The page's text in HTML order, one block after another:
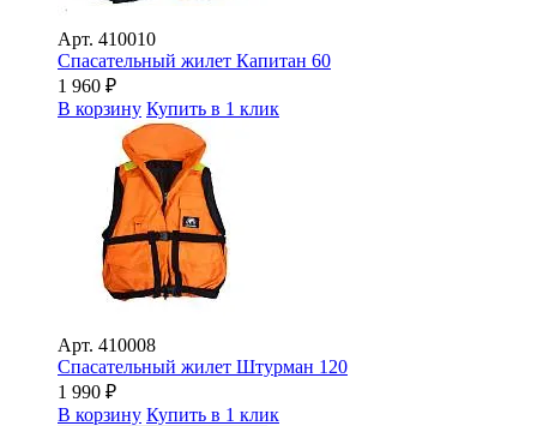
Арт. 410010
Спасательный жилет Капитан 60
1 960 ₽
В корзину Купить в 1 клик
Арт. 410008
Спасательный жилет Штурман 120
1 990 ₽
В корзину Купить в 1 клик